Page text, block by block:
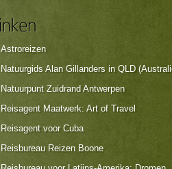
Astroreizen
Natuurgids Alan Gillanders in QLD
Natuurpunt Zuidrand Antwerpen
Reisagent Maatwerk: Art of Travel
Reisagent voor Cuba
Reisbureau Reizen Boone